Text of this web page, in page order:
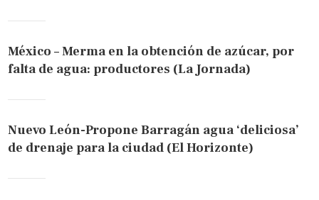
México – Merma en la obtención de azúcar, por
falta de agua: productores (La Jornada)
Nuevo León-Propone Barragán agua ‘deliciosa’
de drenaje para la ciudad (El Horizonte)